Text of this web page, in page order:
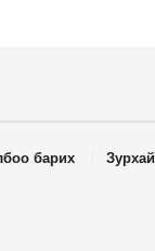
барих Зурхай